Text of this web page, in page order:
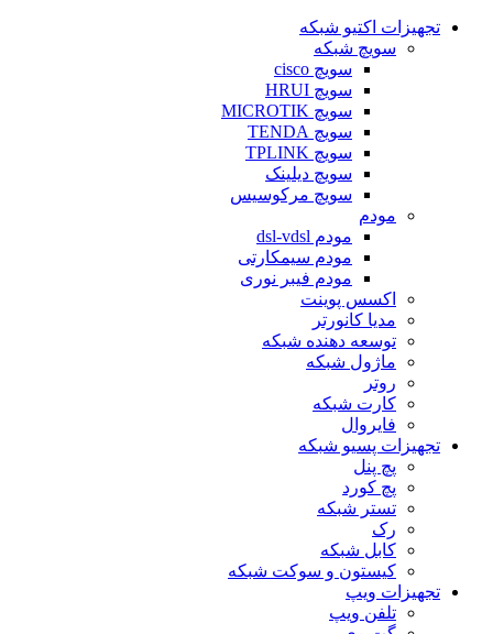
تجهیزات اکتیو شبکه
سویچ شبکه
سویچ cisco
سویچ HRUI
سویچ MICROTIK
سویچ TENDA
سویچ TPLINK
سویچ دیلینک
سویچ مرکوسیس
مودم
مودم dsl-vdsl
مودم سیمکارتی
مودم فیبر نوری
اکسس پوینت
مدیا کانورتر
توسعه دهنده شبکه
ماژول شبکه
روتر
کارت شبکه
فایروال
تجهیزات پسیو شبکه
پچ پنل
پچ کورد
تستر شبکه
رک
کابل شبکه
کیستون و سوکت شبکه
تجهیزات ویپ
تلفن ویپ